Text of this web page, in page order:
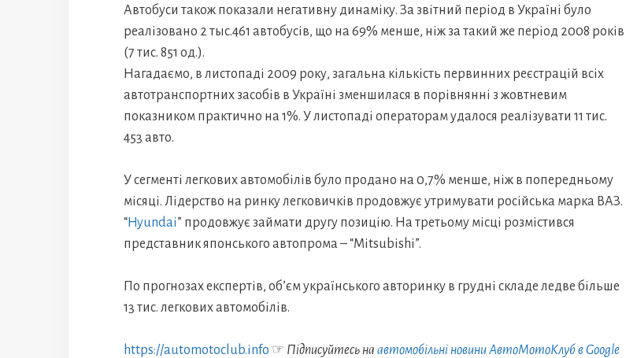
Автобуси також показали негативну динаміку. За звітний період в Україні було
реалізовано 2 тыс.461 автобусів, що на 69% менше, ніж за такий же період 2008 років
(7 тис. 851 од.).
Нагадаємо, в листопаді 2009 року, загальна кількість первинних реєстрацій всіх
автотранспортних засобів в Україні зменшилася в порівнянні з жовтневим
показником практично на 1%. У листопаді операторам удалося реалізувати 11 тис.
453 авто.
У сегменті легкових автомобілів було продано на 0,7% менше, ніж в попередньому
місяці. Лідерство на ринку легковичків продовжує утримувати російська марка ВАЗ.
“Hyundai” продовжує займати другу позицію. На третьому місці розмістився
представник японського автопрома – “Mitsubishi”.
По прогнозах експертів, об’єм українського авторинку в грудні складе ледве більше
13 тис. легкових автомобілів.
https://automotoclub.info ☞ Підписуйтесь на автомобільні новини АвтоМотоКлуб в Google